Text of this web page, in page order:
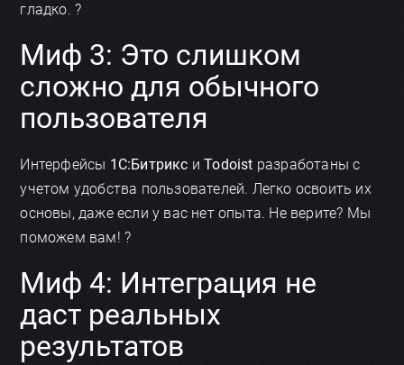
гладко. ?
Миф 3: Это слишком
сложно для обычного
пользователя
Интерфейсы 1С:Битрикс иTodoist разработаны с
учетом удобства пользователей. Легко освоить их
основы, даже если у вас нет опыта. Не верите? Мы
поможем вам! ?
Миф 4: Интеграция не
даст реальных
результатов